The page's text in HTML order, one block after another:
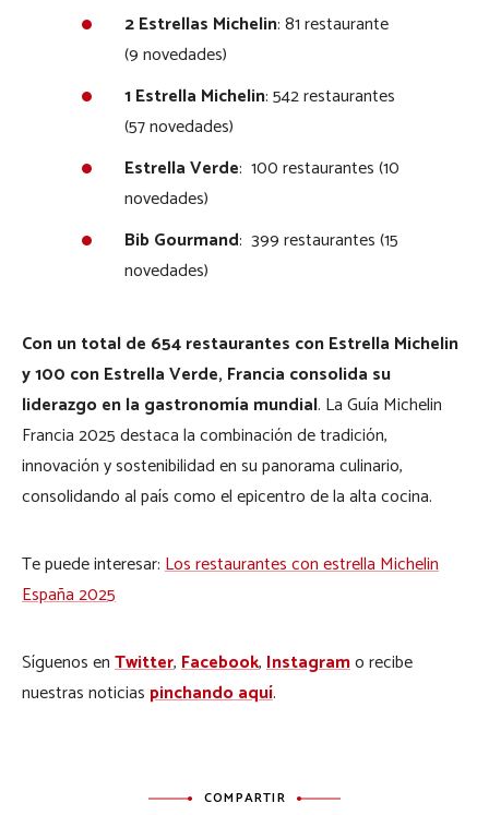
2 Estrellas Michelin: 81 restaurante
(9 novedades)
1 Estrella Michelin: 542 restaurantes
(57 novedades)
Estrella Verde: 100 restaurantes (10
novedades)
Bib Gourmand: 399 restaurantes (15
novedades)
Con un total de 654 restaurantes con Estrella Michelin
y 100 con Estrella Verde, Francia consolida su
liderazgo en la gastronomía mundial. La Guía Michelin
Francia 2025 destaca la combinación de tradición,
innovación y sostenibilidad en su panorama culinario,
consolidando al país como el epicentro de la alta cocina.
Te puede interesar:Los restaurantes con estrella Michelin
España 2025
Síguenos enTwitter,Facebook,Instagramo recibe
nuestras noticias pinchando aquí.
COMPARTIR